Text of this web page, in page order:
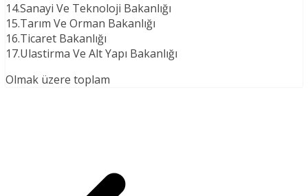
14.Sanayi Ve Teknoloji Bakanlığı
15.Tarım Ve Orman Bakanlığı
16.Ticaret Bakanlığı
17.Ulastirma Ve Alt Yapı Bakanlığı
Olmak üzere toplam